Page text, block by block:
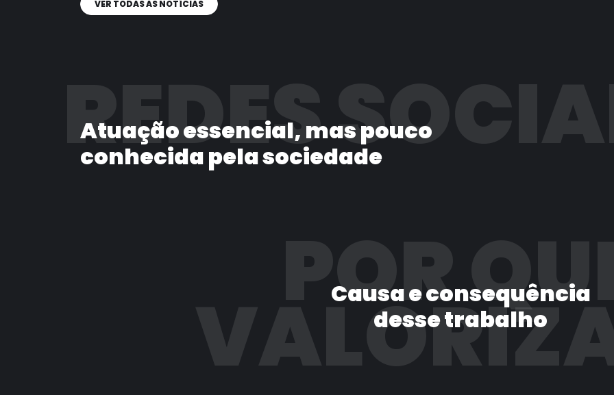
VER TODAS AS NOTÍCIAS
REDES
Atuação essencial, mas pouco
conhecida pela sociedade
POR
Causa e consequência
desse trabalho